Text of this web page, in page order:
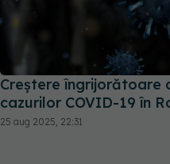
Creștere îngrijorătoare
cazurilor COVID-19 în
25 aug 2025, 22:31